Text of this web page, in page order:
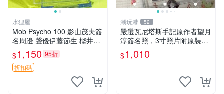
水狸屋
Mob Psycho 100 影山茂夫簽
名周邊 聲優伊藤節生 樫井孝
宏真跡 馴良新隆親筆簽名照
3寸裝幀原盒 中古珍藏 靈幻
新隆 Mob Psycho
$1,150 95折
折扣碼
潮玩港 52
嚴選瓦尼塔斯手記原作者望月
淳簽名照，3寸照片附原裝卡
磚。 簽名保真收藏相框裝裱
隨行發送 照片 簽名周邊 望月
$1,010